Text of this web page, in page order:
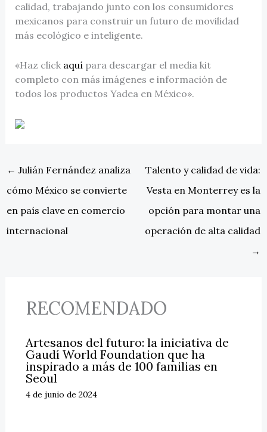
calidad, trabajando junto con los consumidores
mexicanos para construir un futuro de movilidad
más ecológico e inteligente.
«Haz click aquí para descargar el media kit
completo con más imágenes e información de
todos los productos Yadea en México».
← Julián Fernández analiza
cómo México se convierte
en país clave en comercio
internacional
Talento y calidad de vida:
Vesta en Monterrey es la
opción para montar una
operación de alta calidad
→
RECOMENDADO
Artesanos del futuro: la iniciativa de
Gaudí World Foundation que ha
inspirado a más de 100 familias en
Seoul
4 de junio de 2024